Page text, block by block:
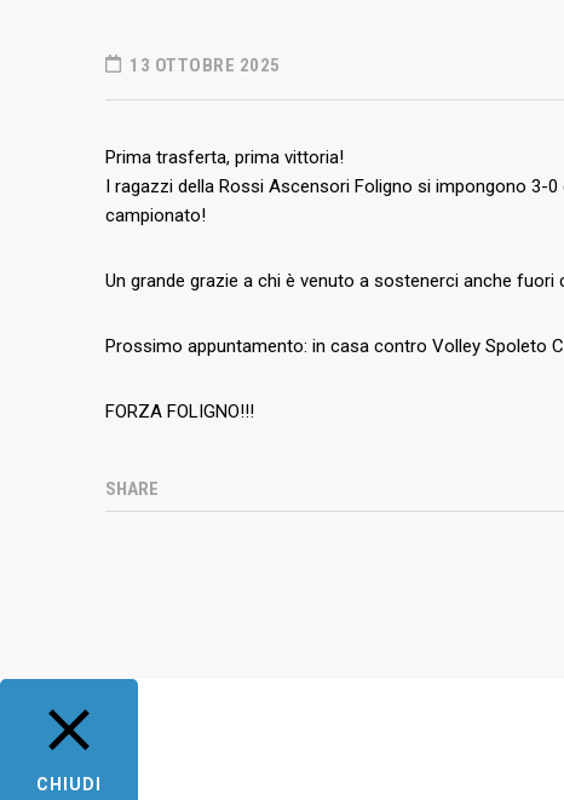
13 OTTOBRE 2025
Prima trasferta, prima vittoria!
I ragazzi della Rossi Ascensori Foligno si impongono 3-
campionato!
Un grande grazie a chi è venuto a sostenerci anche
Prossimo appuntamento: in casa contro Volley Spoleto
FORZA FOLIGNO!!!
SHARE
CHIUDI